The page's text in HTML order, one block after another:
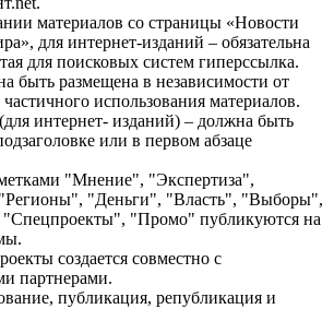
материалов со страницы «Новости
для интернет-изданий – обязательна
для поисковых систем гиперссылка.
быть размещена в независимости от
использования материалов.
интернет- изданий) – должна быть
или в первом абзаце
"Мнение", "Экспертиза",
"Деньги", "Власть", "Выборы",
"Спецпроекты", "Промо" публикуются на
создается совместно с
партнерами.
публикация, републикация и